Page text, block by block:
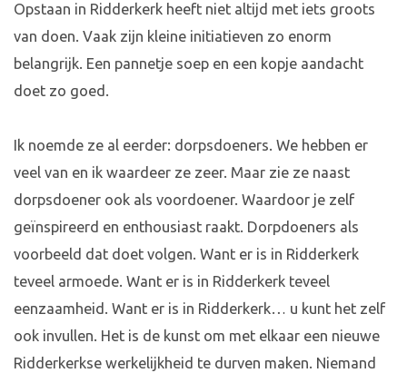
Opstaan in Ridderkerk heeft niet altijd met iets groots
van doen. Vaak zijn kleine initiatieven zo enorm
belangrijk. Een pannetje soep en een kopje aandacht
doet zo goed.
Ik noemde ze al eerder: dorpsdoeners. We hebben er
veel van en ik waardeer ze zeer. Maar zie ze naast
dorpsdoener ook als voordoener. Waardoor je zelf
geïnspireerd en enthousiast raakt. Dorpdoeners als
voorbeeld dat doet volgen. Want er is in Ridderkerk
teveel armoede. Want er is in Ridderkerk teveel
eenzaamheid. Want er is in Ridderkerk… u kunt het zelf
ook invullen. Het is de kunst om met elkaar een nieuwe
Ridderkerkse werkelijkheid te durven maken. Niemand